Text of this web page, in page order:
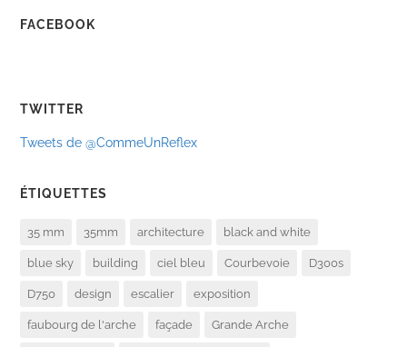
FACEBOOK
TWITTER
Tweets de @CommeUnReflex
ÉTIQUETTES
35 mm 35mm architecture black and white
blue sky building ciel bleu Courbevoie D300s
D750 design escalier exposition
faubourg de l'arche façade Grande Arche